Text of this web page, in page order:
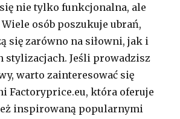
nie tylko funkcjonalna, ale
osób poszukuje ubrań,
się zarówno na siłowni, jak i
stylizacjach. Jeśli prowadzisz
warto zainteresować się
Factoryprice.eu, która oferuje
inspirowaną popularnymi